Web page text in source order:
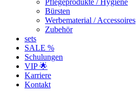
Pflegeprodukte / Hygiene
Bürsten
Werbematerial / Accessoires
Zubehör
sets
SALE %
Schulungen
VIP 🌟
Karriere
Kontakt